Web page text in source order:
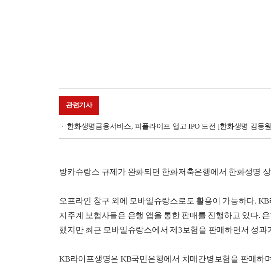
관련기사
한화생명금융서비스, 피플라이프 업고 IPO 도전 [한화생명 김동
방카슈랑스 규제가 완화되면 한화저축은행에서 한화생명
오프라인 창구 외에 모바일슈랑스로도 활용이 가능하다.
지주계 보험사들은 은행 앱을 통한 판매를 진행하고 있다.
했지만 최근 모바일슈랑스에서 제3보험을 판매하면서 성과
KB라이프생명은 KB국민은행에서 치매간병보험을 판매하